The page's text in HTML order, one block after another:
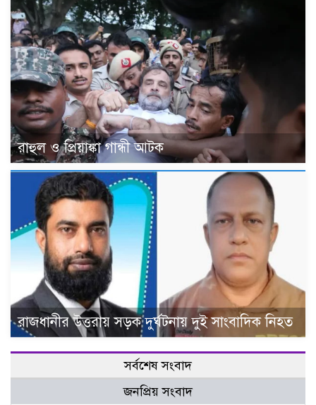
রাহুল ও প্রিয়াঙ্কা গান্ধী আটক
রাজধানীর উত্তরায় সড়ক দুর্ঘটনায় দুই সাংবাদিক নিহত
সর্বশেষ সংবাদ
জনপ্রিয় সংবাদ